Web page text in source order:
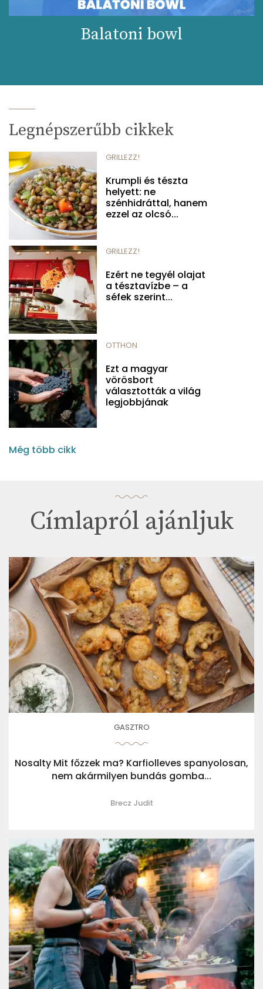
Balatoni bowl
Legnépszerűbb cikkek
GRILLEZZ!
Krumpli és tészta
helyett: ne
szénhidráttal, hanem
ezzel az olcsó...
GRILLEZZ!
Ezért ne tegyél olajat
a tésztavízbe – a
séfek szerint...
OTTHON
Ezt a magyar
vörösbort
választották a világ
legjobbjának
Még több cikk
Címlapról ajánljuk
GASZTRO
Nosalty Mit főzzek ma? Karfiolleves spanyolosan,
nem akármilyen bundás gomba...
Brecz Judit